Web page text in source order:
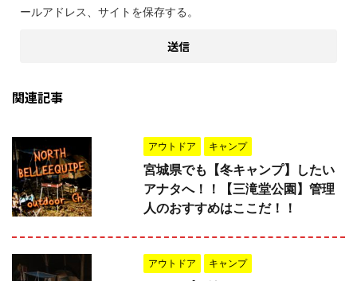
ールアドレス、サイトを保存する。
関連記事
アウトドア キャンプ
宮城県でも【冬キャンプ】したい
アナタへ！！【三滝堂公園】管理
人のおすすめはここだ！！
アウトドア キャンプ